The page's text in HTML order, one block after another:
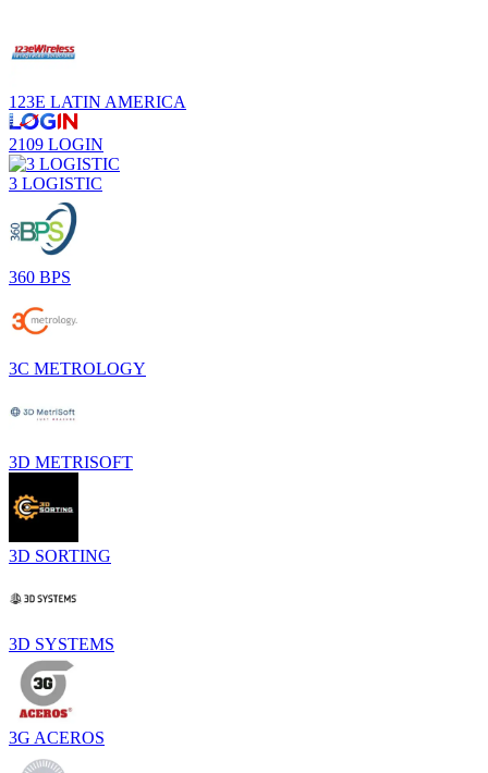
123E LATIN AMERICA
2109 LOGIN
3 LOGISTIC
360 BPS
3C METROLOGY
3D METRISOFT
3D SORTING
3D SYSTEMS
3G ACEROS